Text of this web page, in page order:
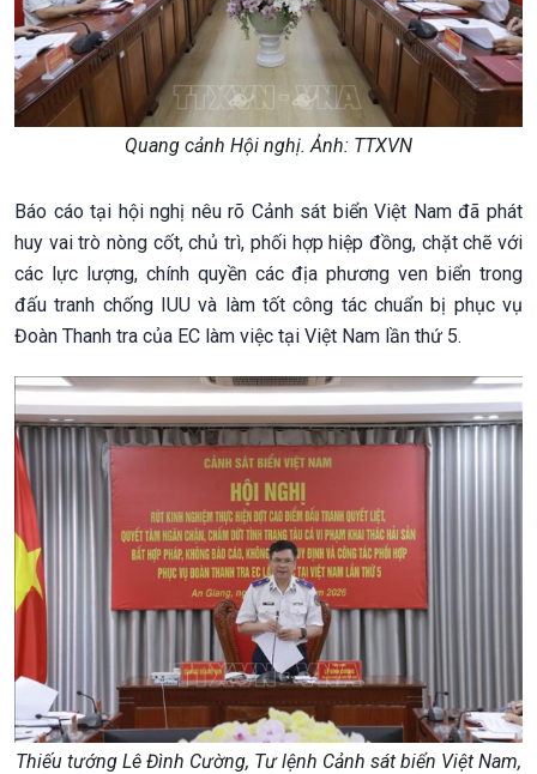
Quang cảnh Hội nghị. Ảnh: TTXVN
Báo cáo tại hội nghị nêu rõ Cảnh sát biển Việt Nam đã phát
huy vai trò nòng cốt, chủ trì, phối hợp hiệp đồng, chặt chẽ với
các lực lượng, chính quyền các địa phương ven biển trong
đấu tranh chống IUU và làm tốt công tác chuẩn bị phục vụ
Đoàn Thanh tra của EC làm việc tại Việt Nam lần thứ 5.
Thiếu tướng Lê Đình Cường, Tư lệnh Cảnh sát biển Việt Nam,